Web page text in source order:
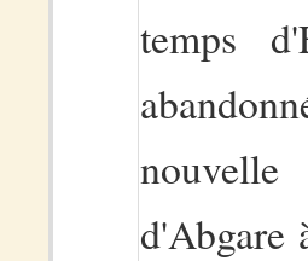
temps
d'Abgare